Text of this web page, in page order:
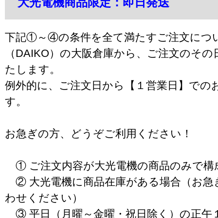
下記①～④の条件を全て満たすご注文につ
（DAIKO）の大阪倉庫から、ご注文のそ
たします。
例外的に、ご注文日から【１営業日】での
す。
お急ぎの方、どうぞご利用ください！
① ご注文内容が大光電機の商品のみで構
② 大光電機に商品在庫がある場合（お急
わせください）
③ 平日（月曜～金曜・祝日除く）の正午